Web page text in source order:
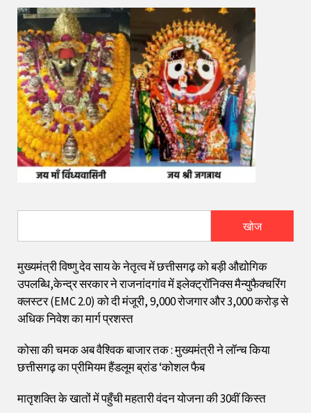
खोज
मुख्यमंत्री विष्णु देव साय के नेतृत्व में छत्तीसगढ़ को बड़ी औद्योगिक
उपलब्धि,केन्द्र सरकार ने राजनांदगांव में इलेक्ट्रॉनिक्स मैन्युफैक्चरिंग
क्लस्टर (EMC 2.0) को दी मंजूरी, 9,000 रोजगार और ₹3,000 करोड़ से
अधिक निवेश का मार्ग प्रशस्त
कोसा की चमक अब वैश्विक बाजार तक : मुख्यमंत्री ने लॉन्च किया
छत्तीसगढ़ का प्रीमियम हैंडलूम ब्रांड ‘कोशल फैब
मातृशक्ति के खातों में पहुँची महतारी वंदन योजना की 30वीं किस्त